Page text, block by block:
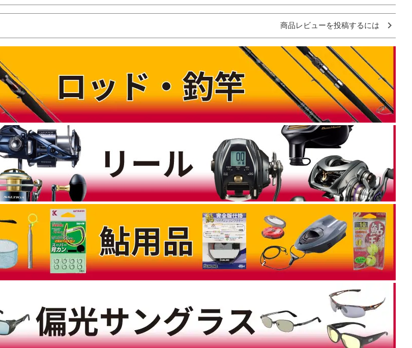
商品レビューを投稿するには